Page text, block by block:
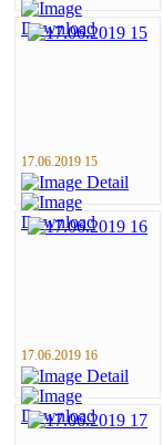
17.06.2019 15
17.06.2019 16